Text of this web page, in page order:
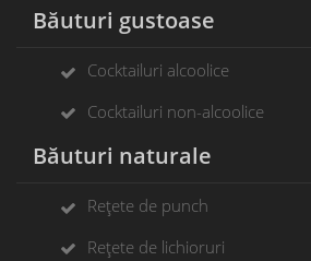
Băuturi gustoase
Cocktailuri alcoolice
Cocktailuri non-alcoolice
Băuturi naturale
Rețete de punch
Rețete de lichioruri